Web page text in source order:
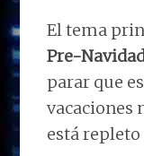
El tema
Pre-
parar que
vacaciones
está